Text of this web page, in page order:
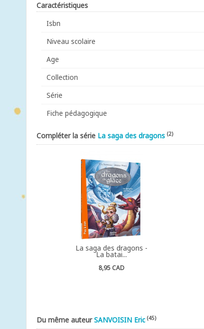
Caractéristiques
Isbn
Niveau scolaire
Age
Collection
Série
Fiche pédagogique
Compléter la série La saga des dragons (2)
La saga des dragons -
La batai...
8,95 CAD
Du même auteurSANVOISIN Eric (45)